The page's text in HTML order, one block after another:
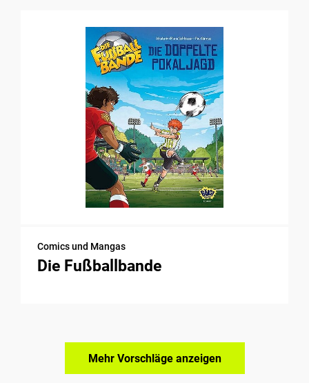
Comics und Mangas
Die Fußballbande
Mehr Vorschläge anzeigen